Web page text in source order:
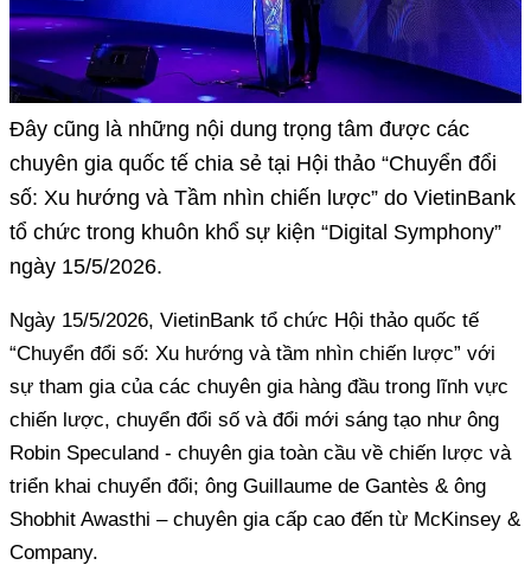
Đây cũng là những nội dung trọng tâm được các
chuyên gia quốc tế chia sẻ tại Hội thảo “Chuyển đổi
số: Xu hướng và Tầm nhìn chiến lược” do VietinBank
tổ chức trong khuôn khổ sự kiện “Digital Symphony”
ngày 15/5/2026.
Ngày 15/5/2026, VietinBank tổ chức Hội thảo quốc tế
“Chuyển đổi số: Xu hướng và tầm nhìn chiến lược” với
sự tham gia của các chuyên gia hàng đầu trong lĩnh vực
chiến lược, chuyển đổi số và đổi mới sáng tạo như ông
Robin Speculand - chuyên gia toàn cầu về chiến lược và
triển khai chuyển đổi; ông Guillaume de Gantès & ông
Shobhit Awasthi – chuyên gia cấp cao đến từ McKinsey &
Company.